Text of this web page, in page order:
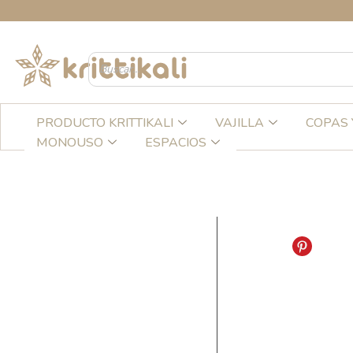
contenido
PRODUCTO KRITTIKALI VAJILLA COPAS
MONOUSO
ESPACIOS